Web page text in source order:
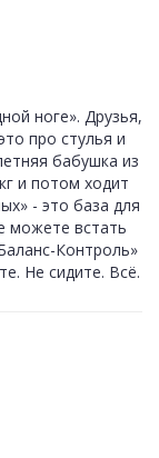
ноге». Друзья,
про стулья и
бабушка из
и потом ходит
- это база для
можете встать
Контроль»
Не сидите. Всё.